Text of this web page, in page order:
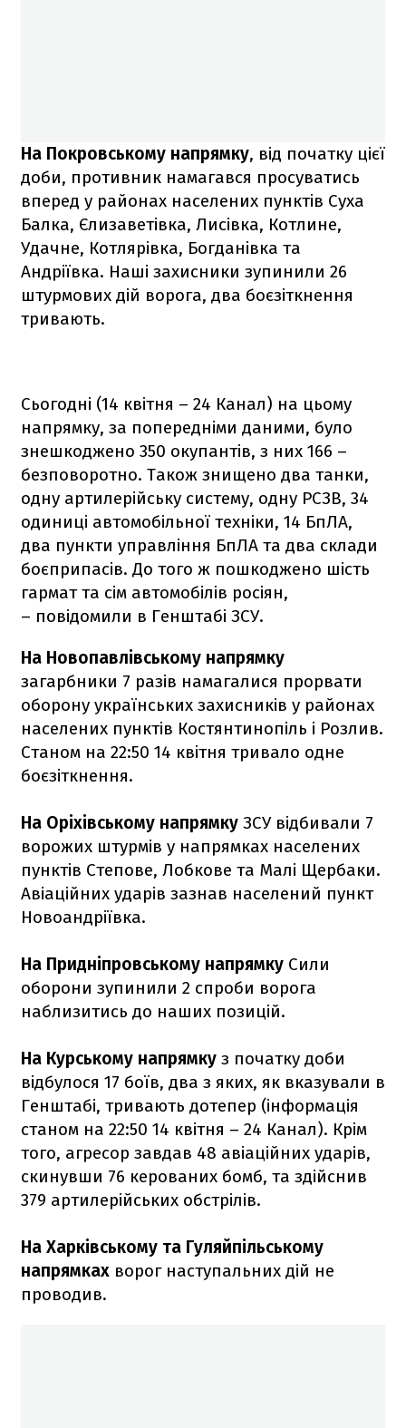
На Покровському напрямку, від початку цієї
доби, противник намагався просуватись
вперед у районах населених пунктів Суха
Балка, Єлизаветівка, Лисівка, Котлине,
Удачне, Котлярівка, Богданівка та
Андріївка. Наші захисники зупинили 26
штурмових дій ворога, два боєзіткнення
тривають.
Сьогодні (14 квітня – 24 Канал) на цьому
напрямку, за попередніми даними, було
знешкоджено 350 окупантів, з них 166 –
безповоротно. Також знищено два танки,
одну артилерійську систему, одну РСЗВ, 34
одиниці автомобільної техніки, 14 БпЛА,
два пункти управління БпЛА та два склади
боєприпасів. До того ж пошкоджено шість
гармат та сім автомобілів росіян,
– повідомили в Генштабі ЗСУ.
На Новопавлівському напрямку
загарбники 7 разів намагалися прорвати
оборону українських захисників у районах
населених пунктів Костянтинопіль і Розлив.
Станом на 22:50 14 квітня тривало одне
боєзіткнення.
На Оріхівському напрямку ЗСУ відбивали 7
ворожих штурмів у напрямках населених
пунктів Степове, Лобкове та Малі Щербаки.
Авіаційних ударів зазнав населений пункт
Новоандріївка.
На Придніпровському напрямку Сили
оборони зупинили 2 спроби ворога
наблизитись до наших позицій.
На Курському напрямку з початку доби
відбулося 17 боїв, два з яких, як вказували в
Генштабі, тривають дотепер (інформація
станом на 22:50 14 квітня – 24 Канал). Крім
того, агресор завдав 48 авіаційних ударів,
скинувши 76 керованих бомб, та здійснив
379 артилерійських обстрілів.
На Харківському та Гуляйпільському
напрямках ворог наступальних дій не
проводив.